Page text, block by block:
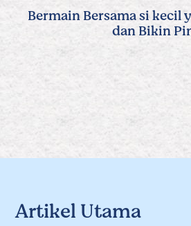
Bermain Bersama si kecil
dan Bikin
Artikel Utama